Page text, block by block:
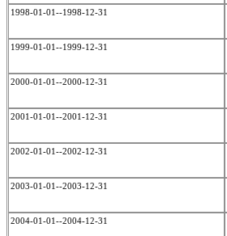
1998-01-01--1998-12-31
1999-01-01--1999-12-31
2000-01-01--2000-12-31
2001-01-01--2001-12-31
2002-01-01--2002-12-31
2003-01-01--2003-12-31
2004-01-01--2004-12-31